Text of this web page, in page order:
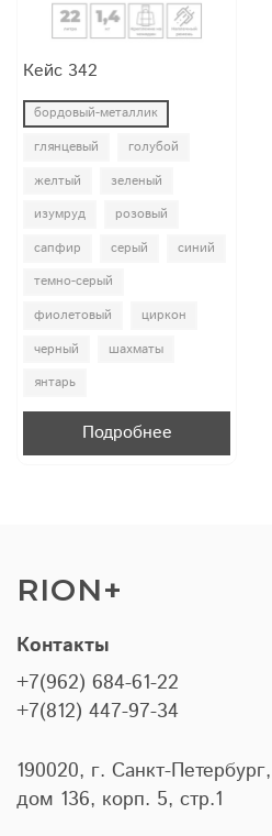
Кейс 342
бордовый-металлик
глянцевый
голубой
желтый
зеленый
изумруд
розовый
сапфир
серый
синий
темно-серый
фиолетовый
циркон
черный
шахматы
янтарь
Подробнее
RION+
Контакты
+7(962) 684-61-22
+7(812) 447-97-34
190020, г. Санкт-
дом 136, корп. 5, стр.1